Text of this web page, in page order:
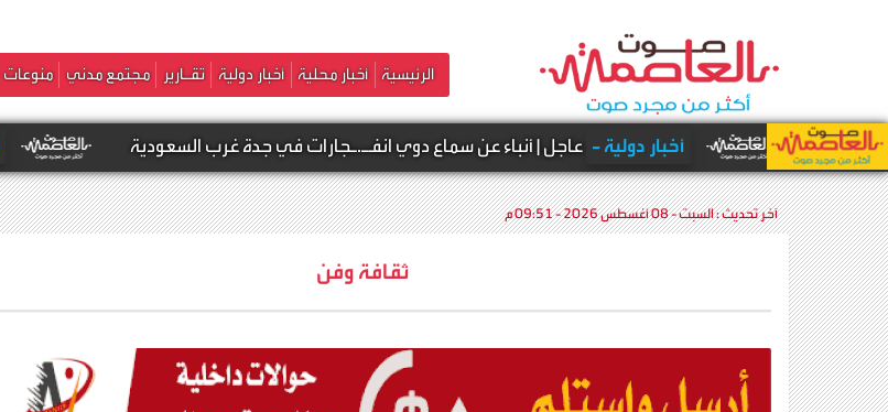
الرئيسية أخبار محلية أخبار دولية تقـارير مجتمع مدني منوعات
أخبار دولية - عاجل | أنباء عن سماع دوي انفـ.ـجارات في جدة غرب السعودية أخبار محلية -
آخر تحديث :السبت - 08 أغسطس 2026 - 09:51 م
ثقافة وفن